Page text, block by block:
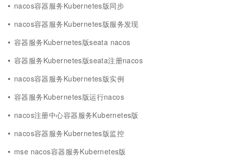
nacos容器服务Kubernetes版同步
nacos容器服务Kubernetes版服务发现
容器服务Kubernetes版seata nacos
容器服务Kubernetes版seata注册nacos
nacos容器服务Kubernetes版实例
容器服务Kubernetes版运行nacos
nacos注册中心容器服务Kubernetes版
nacos容器服务Kubernetes版监控
mse nacos容器服务Kubernetes版